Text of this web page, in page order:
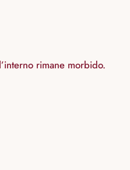
rimane morbido.